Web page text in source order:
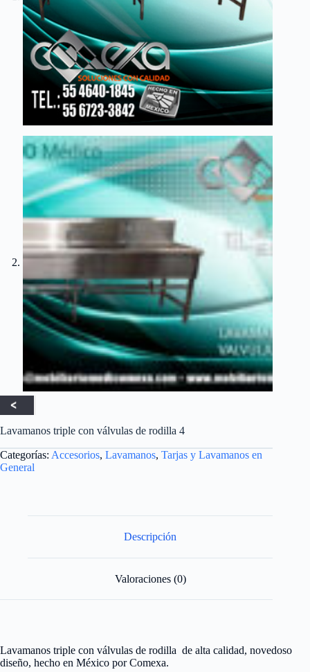
Lavamanos triple con válvulas de rodilla 4
Categorías: Accesorios, Lavamanos, Tarjas y Lavamanos en
General
Descripción
Valoraciones (0)
Lavamanos triple con válvulas de rodilla de alta calidad, novedoso
diseño, hecho en México por Comexa.